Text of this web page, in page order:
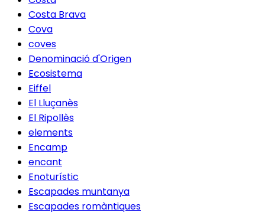
Costa Brava
Cova
coves
Denominació d'Origen
Ecosistema
Eiffel
El Lluçanès
El Ripollès
elements
Encamp
encant
Enoturístic
Escapades muntanya
Escapades romàntiques